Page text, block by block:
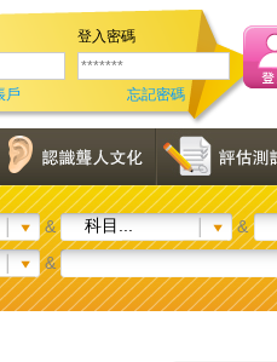
登入密碼
戶 忘記密碼
& 科目... &
&